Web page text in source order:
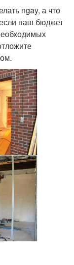
ngay, а что
ваш бюджет